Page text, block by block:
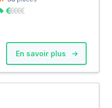
En savoir plus